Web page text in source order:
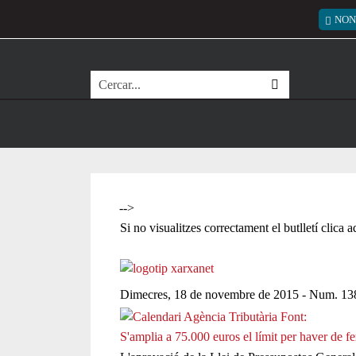
Cerca
-->
Si no visualitzes correctament el butlletí clica
Dimecres, 18 de novembre de 2015 - Num.
S'amplia a 75.000 euros el límit per haver de